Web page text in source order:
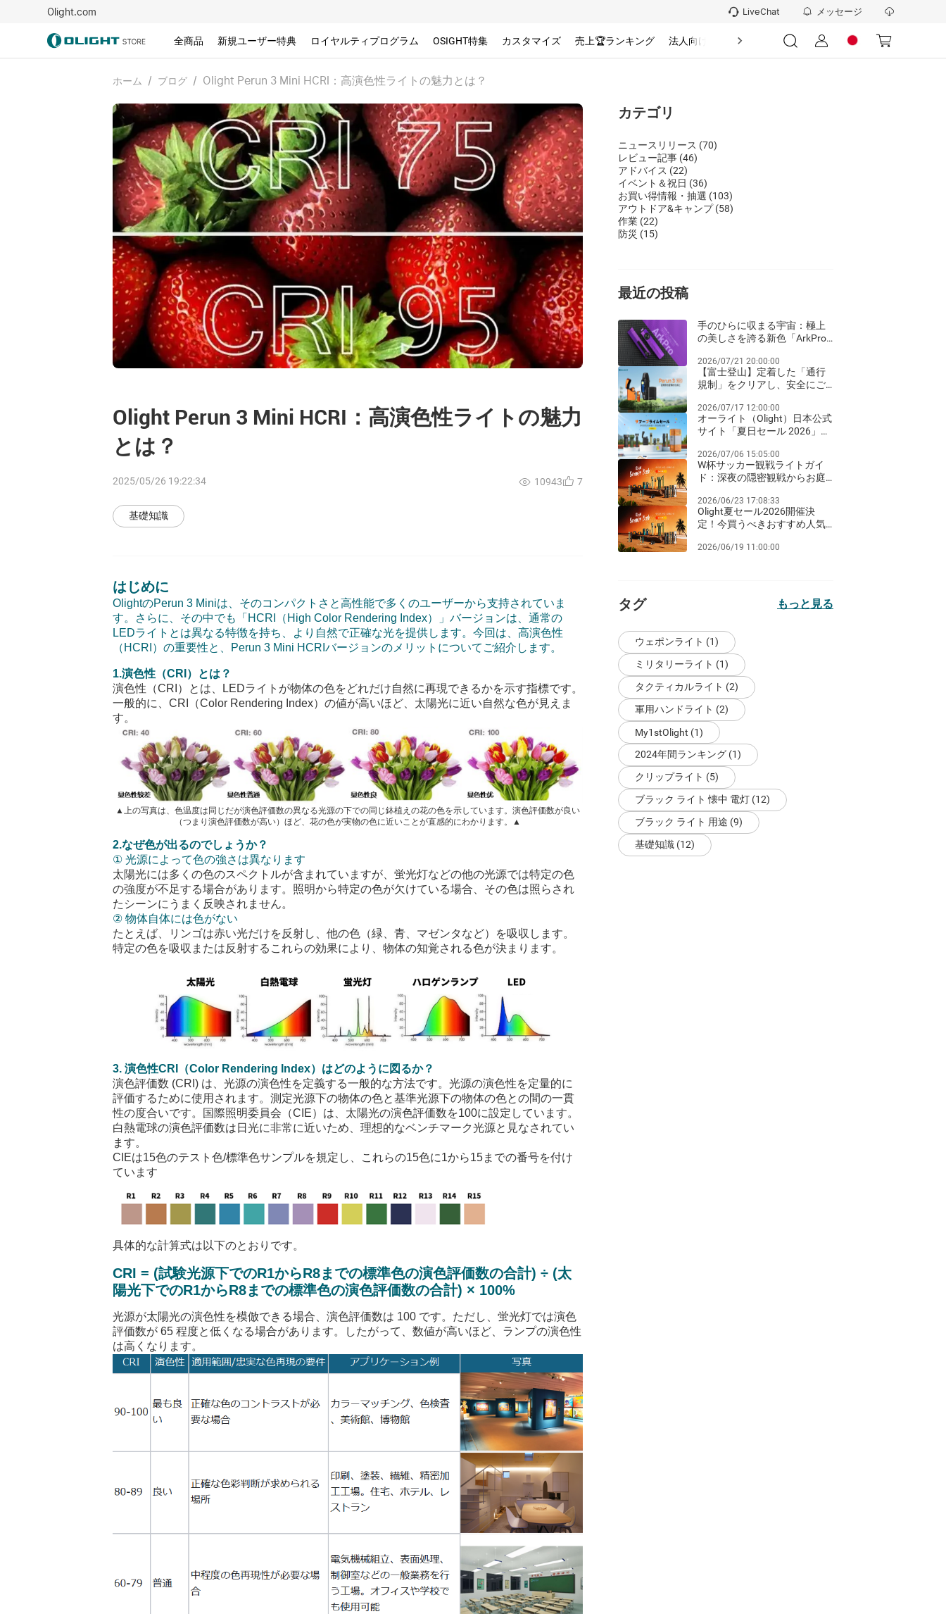
Olight.com LiveChat メッセージ
全商品 新規ユーザー特典 ロイヤルティプログラム OSIGHT特集 カスタマイズ 売上🏆ランキング 法人向け 情報
ホーム / ブログ / Olight Perun 3 Mini HCRI：高演色性ライトの魅力とは？
Olight Perun 3 Mini HCRI：高演色性ライトの魅力
とは？
2025/05/26 19:22:34
基礎知識
10943 7
はじめに
OlightのPerun 3 Miniは、そのコンパクトさと高性能で多くのユーザーから支持されていま
す。さらに、その中でも「 HCRI （ High Color Rendering Index）」バージョンは、通常の
LEDライトとは異なる特徴を持ち、より自然で正確な光を提供します。今回は、高演色性
（ HCRI ）の重要性と、 Perun 3 Mini HCRIバージョンのメリットについてご紹介します。
1.演色性（CRI ）とは？
演色性（CRI ）とは、 LEDライトが物体の色をどれだけ自然に再現できるかを示す指標です。
一般的に、CRI （Color Rendering Index）の値が高いほど、太陽光に近い自然な色が見えま
す。
▲上の写真は、色温度は同じだが演色評価数の異なる光源の下での同じ鉢植えの花の色を示しています。演色評価数が良い
（つまり演色評価数が高い）ほど、花の色が実物の色に近いことが直感的にわかります。▲
2.なぜ色が出るのでしょうか？
①光源によって色の強さは異なります
太陽光には多くの色のスペクトルが含まれていますが、蛍光灯などの他の光源では特定の色
の強度が不足する場合があります。照明から特定の色が欠けている場合、その色は照らされ
たシーンにうまく反映されません。
②物体自体には色がない
たとえば、リンゴは赤い光だけを反射し、他の色（緑、青、マゼンタなど）を吸収します。
特定の色を吸収または反射するこれらの効果により、物体の知覚される色が決まります。
3.演色性CRI （Color Rendering Index）はどのように図るか？
演色評価数 (CRI) は、光源の演色性を定義する一般的な方法です。光源の演色性を定量的に
評価するために使用されます。測定光源下の物体の色と基準光源下の物体の色との間の一貫
性の度合いです。国際照明委員会（CIE）は、太陽光の演色評価数を100に設定しています。
白熱電球の演色評価数は日光に非常に近いため、理想的なベンチマーク光源と見なされてい
ます。
CIEは15色のテスト色/標準色サンプルを規定し、これらの15色に1から15までの番号を付け
ています
具体的な計算式は以下のとおりです。
CRI = (試験光源下でのR1からR8までの標準色の演色評価数の合計)÷ (太
陽光下でのR1からR8までの標準色の演色評価数の合計) × 100%
光源が太陽光の演色性を模倣できる場合、演色評価数は 100 です。ただし、蛍光灯では演色
評価数が 65程度と低くなる場合があります。したがって、数値が高いほど、ランプの演色性
は高くなります。
カテゴリ
ニュースリリース (70)
レビュー記事 (46)
アドバイス (22)
イベント＆祝日 (36)
お買い得情報・抽選 (103)
アウトドア&キャンプ(58)
作業 (22)
防災 (15)
最近の投稿
手のひらに収まる宇宙：極上
の美しさを誇る新色「ArkPro
登場！
2026/07/21 20:00:00
【富士登山】定着した「通行
規制」をクリアし、安全にご
ト装備ガイド
2026/07/17 12:00:00
オーライト（Olight）日本公式
サイト「夏日セール 2026」完
同期のビッグセールとお得な
クリアランス祭り！
2026/07/06 15:05:00
W杯サッカー観戦ライトガイ
ド：深夜の隠密観戦からお庭
2026/06/23 17:08:33
Olight夏セール2026開催決
定！今買うべきおすすめ人気
2026/06/19 11:00:00
タグ もっと見る
ウェポンライト (1)
ミリタリーライト (1)
タクティカルライト (2)
軍用ハンドライト (2)
My1stOlight (1)
2024年間ランキング (1)
クリップライト (5)
ブラック ライト 懐中 電灯 (12)
ブラック ライト 用途 (9)
基礎知識 (12)